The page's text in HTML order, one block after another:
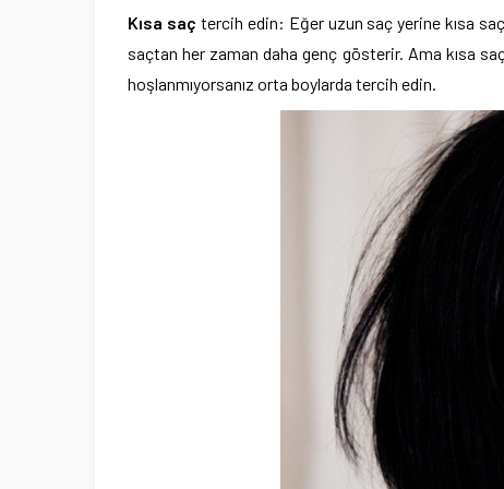
Kısa saç tercih edin: Eğer uzun saç yerine kısa
saçtan her zaman daha genç gösterir. Ama kısa
hoşlanmıyorsanız orta boylarda tercih edin.